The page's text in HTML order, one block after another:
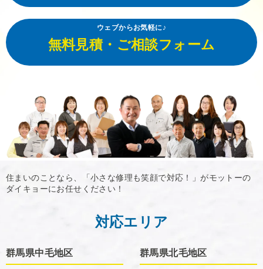
ウェブからお気軽に♪
無料見積・ご相談フォーム
住まいのことなら、「小さな修理も笑顔で対応！」がモットーの
ダイキョーにお任せください！
対応エリア
群馬県中毛地区 群馬県北毛地区